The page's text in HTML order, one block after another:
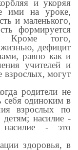
и укоряя
ими на уроке,
и маленького,
формируется
Кроме того,
жизнью, дефицит
равно как и
учителей и
взрослых, могут
родители не
себя одиноким в
взрослых по
насилие -
- это
здоровья, в